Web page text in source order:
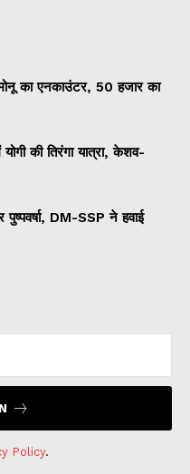
का एनकाउंटर, 50 हजार का
की तिरंगा यात्रा, केशव-
DM-SSP ने हवाई
Policy.